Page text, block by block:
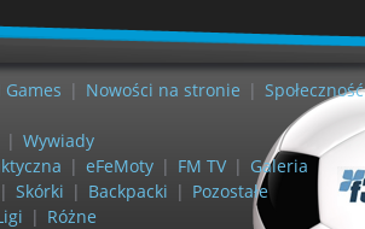
Games | Nowości na stronie | Społeczność
| Wywiady
| eFeMoty | FM TV | Galeria
| Skórki | Backpacki | Pozostałe
| Różne